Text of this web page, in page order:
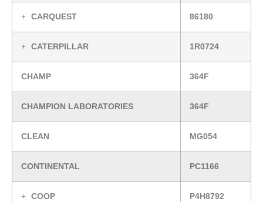
CARQUEST 86180
CATERPILLAR 1R0724
CHAMP 364F
CHAMPION LABORATORIES 364F
CLEAN MG054
CONTINENTAL PC1166
COOP P4H8792